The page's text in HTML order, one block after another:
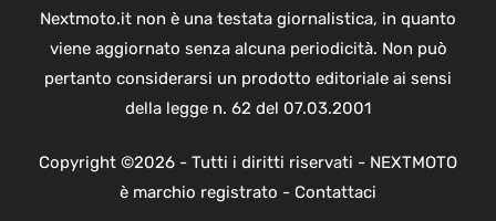
Nextmoto.it non è una testata giornalistica, in quanto
viene aggiornato senza alcuna periodicità. Non può
pertanto considerarsi un prodotto editoriale ai sensi
della legge n. 62 del 07.03.2001
Copyright ©2026 - Tutti i diritti riservati - NEXTMOTO
è marchio registrato - Contattaci